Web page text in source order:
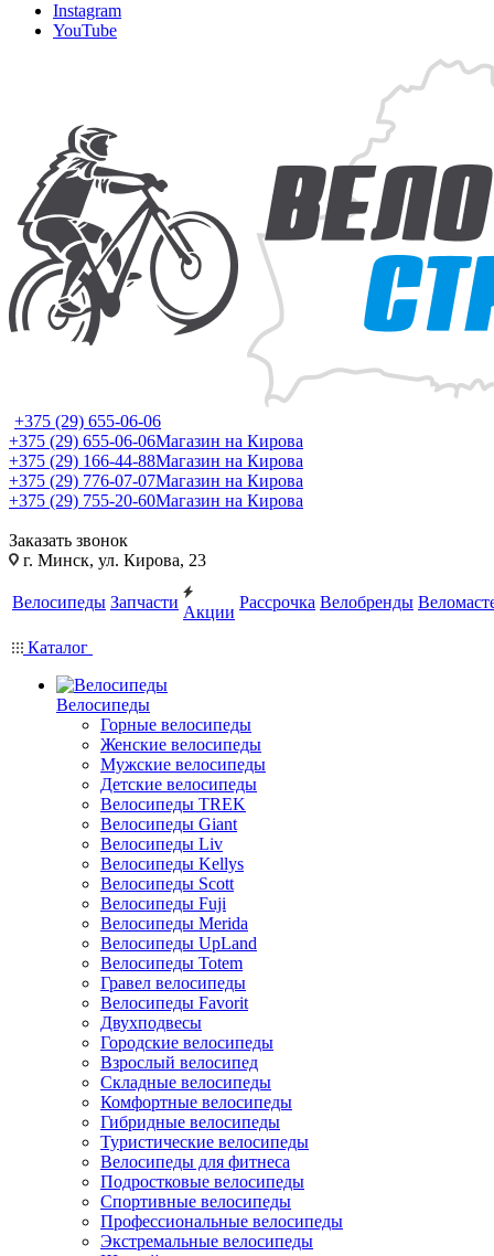
Instagram
YouTube
+375 (29) 655-06-06
+375 (29) 655-06-06Магазин на Кирова
+375 (29) 166-44-88Магазин на Кирова
+375 (29) 776-07-07Магазин на Кирова
+375 (29) 755-20-60Магазин на Кирова
Заказать звонок
г. Минск, ул. Кирова, 23
Велосипеды Запчасти
Акции
Рассрочка Велобренды
Каталог
Велосипеды
Горные велосипеды
Женские велосипеды
Мужские велосипеды
Детские велосипеды
Велосипеды TREK
Велосипеды Giant
Велосипеды Liv
Велосипеды Kellys
Велосипеды Scott
Велосипеды Fuji
Велосипеды Merida
Велосипеды UpLand
Велосипеды Totem
Гравел велосипеды
Велосипеды Favorit
Двухподвесы
Городские велосипеды
Взрослый велосипед
Складные велосипеды
Комфортные велосипеды
Гибридные велосипеды
Туристические велосипеды
Велосипеды для фитнеса
Подростковые велосипеды
Спортивные велосипеды
Профессиональные велосипеды
Экстремальные велосипеды